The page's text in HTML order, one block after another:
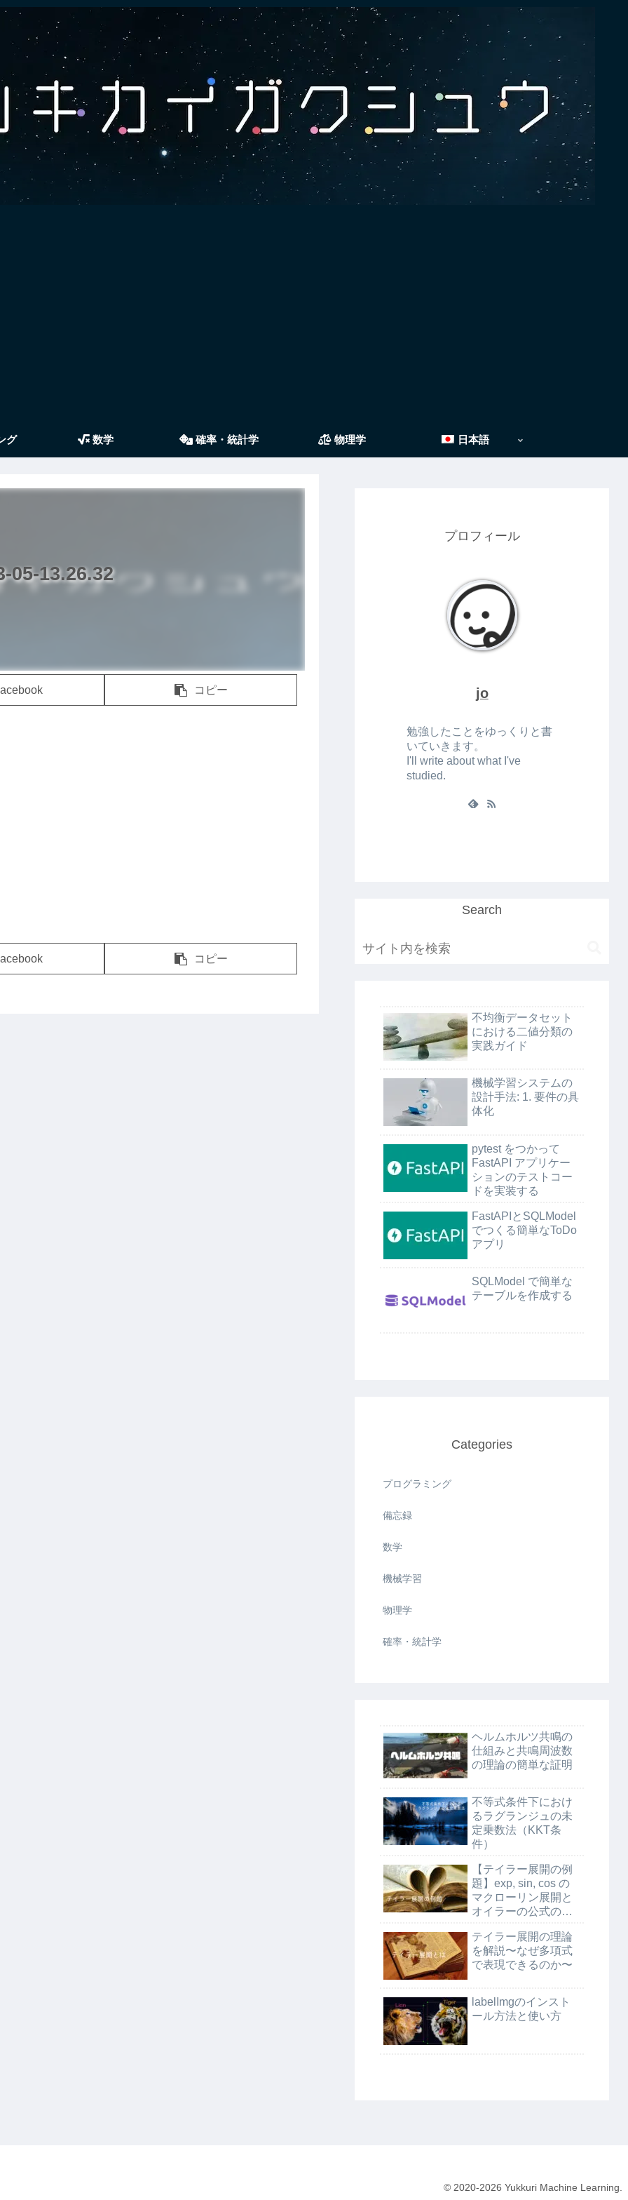
グ 数学 確率・統計学 物理学 日本語
05-13.26.32
コピー
コピー
プロフィール
jo
勉強したことをゆっくりと書
いていきます。
I'll write about what I've
studied.
Search
不均衡データセット
における二値分類の
実践ガイド
機械学習システムの
設計手法: 1. 要件の具
体化
pytest をつかって
FastAPI アプリケー
ションのテストコー
ドを実装する
FastAPIとSQLModel
でつくる簡単なToDo
アプリ
SQLModel で簡単な
テーブルを作成する
Categories
プログラミング
備忘録
数学
機械学習
物理学
確率・統計学
ヘルムホルツ共鳴の
仕組みと共鳴周波数
の理論の簡単な証明
不等式条件下におけ
るラグランジュの未
定乗数法（KKT条
件）
【テイラー展開の例
題】exp, sin, cos の
マクローリン展開と
オイラーの公式の証
テイラー展開の理論
を解説〜なぜ多項式
で表現できるのか〜
labelImgのインスト
ール方法と使い方
© 2020-2026 Yukkuri Machine Learning.